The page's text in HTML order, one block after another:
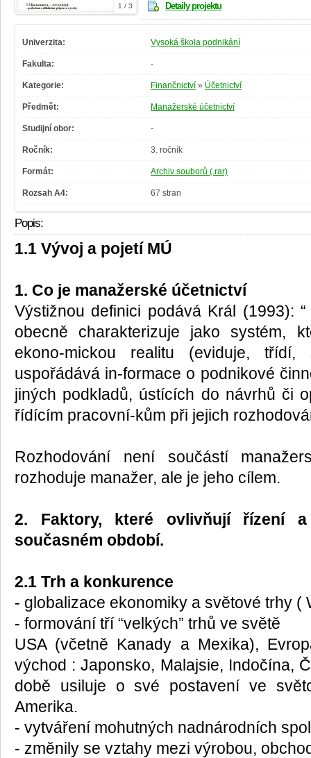
1 / 3 Detaily projektu
Univerzita: Vysoká škola podnikání
Fakulta: -
Kategorie: Finančnictví » Účetnictví
Předmět: Manažerské účetnictví
Studijní obor: -
Ročník: 3. ročník
Formát: Archiv souborů (.rar)
Rozsah A4: 67 stran
Popis:
1.1 Vývoj a pojetí MÚ
1. Co je manažerské účetnictví
Výstižnou definici podává Král (1993):
obecně charakterizuje jako systém,
ekono-mickou realitu (eviduje, třídí,
uspořádává in-formace o podnikové
jiných podkladů, ústících do návrhů či
řídícím pracovní-kům při jejich
Rozhodování není součástí
rozhoduje manažer, ale je jeho cílem.
2. Faktory, které ovlivňují řízení
současném období.
2.1 Trh a konkurence
- globalizace ekonomiky a světové trhy (
- formování tří “velkých” trhů ve světě
USA (včetně Kanady a Mexika),
východ : Japonsko, Malajsie, Indočína,
době usiluje o své postavení ve
Amerika.
- vytváření mohutných nadnárodních
- změnily se vztahy mezi výrobou,